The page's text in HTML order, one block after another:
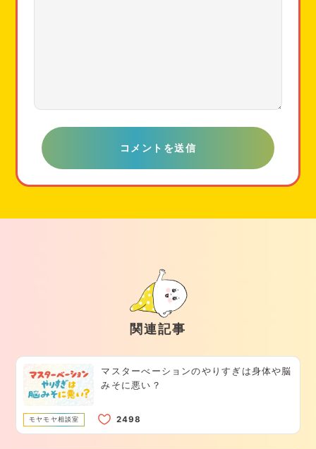
関連記事
マスターべーションのやりすぎは身体や脳
みそに悪い？
モヤモヤ相談室